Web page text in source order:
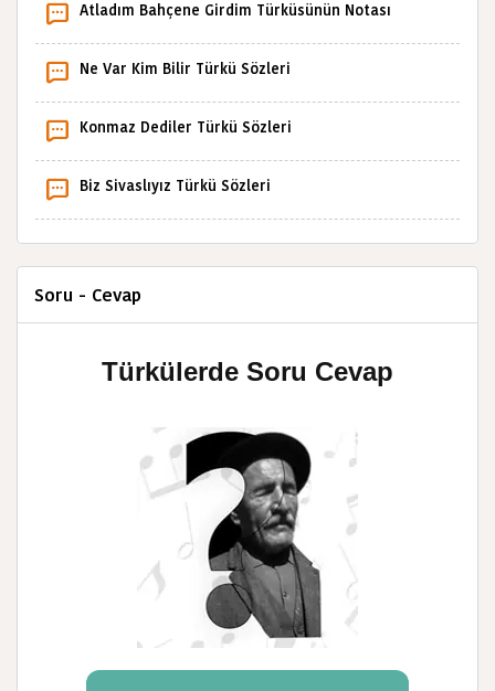
Atladım Bahçene Girdim Türküsünün Notası
Ne Var Kim Bilir Türkü Sözleri
Konmaz Dediler Türkü Sözleri
Biz Sivaslıyız Türkü Sözleri
Soru - Cevap
Türkülerde Soru Cevap